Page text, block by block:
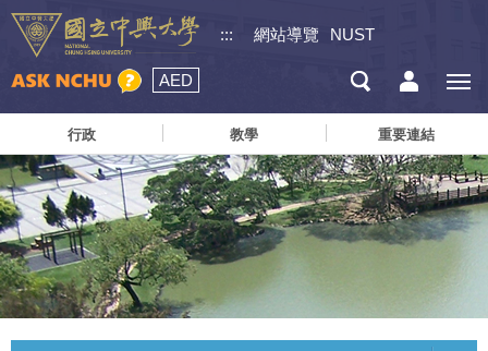
::: 網站導覽 NUST
AED
行政 教學 重要連結